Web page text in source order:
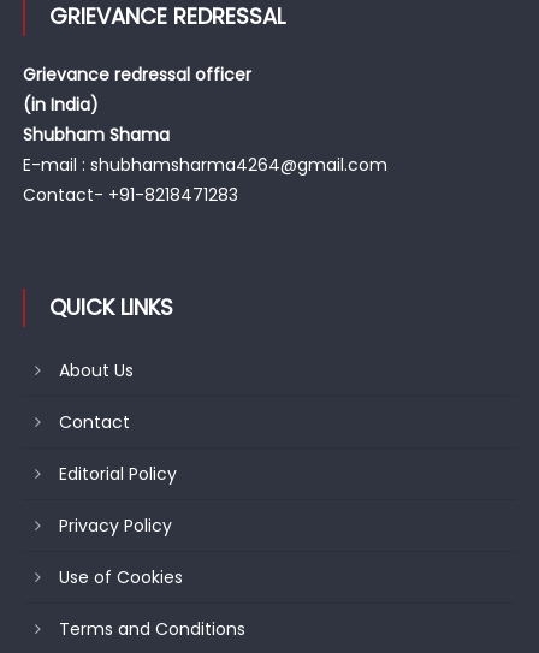
GRIEVANCE REDRESSAL
Grievance redressal officer
(in India)
Shubham Shama
E-mail : shubhamsharma4264@gmail.com
Contact- +91-8218471283
QUICK LINKS
About Us
Contact
Editorial Policy
Privacy Policy
Use of Cookies
Terms and Conditions